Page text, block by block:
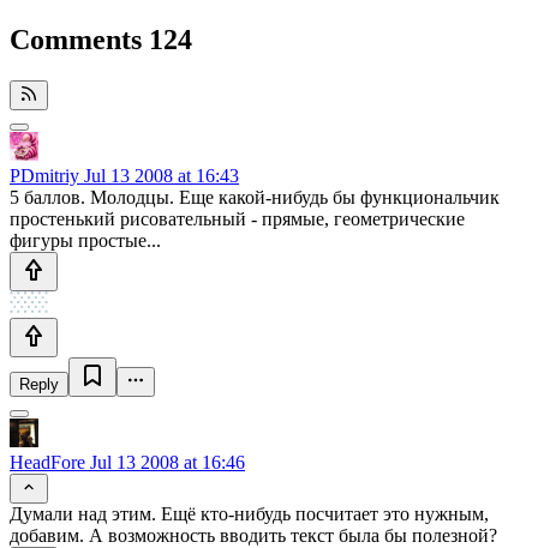
Comments 124
PDmitriy Jul 13 2008 at 16:43
5 баллов. Молодцы. Еще какой-нибудь бы функциональчик
простенький рисовательный - прямые, геометрические
фигуры простые...
Reply
HeadFore Jul 13 2008 at 16:46
Думали над этим. Ещё кто-нибудь посчитает это нужным,
добавим. А возможность вводить текст была бы полезной?